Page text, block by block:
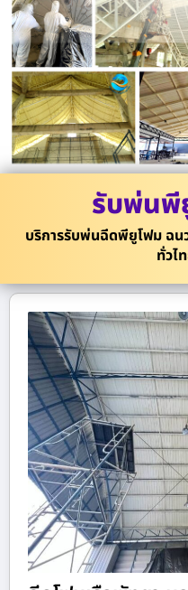
รับพ่นพี
บริการรับพ่นฉีดพียูโฟม ฉ
ทั่วไ